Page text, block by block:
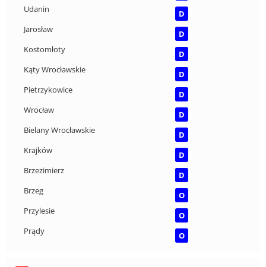
Udanin
D
Jarosław
D
Kostomłoty
D
Kąty Wrocławskie
D
Pietrzykowice
D
Wrocław
D
Bielany Wrocławskie
D
Krajków
D
Brzezimierz
D
Brzeg
O
Przylesie
O
Prądy
O